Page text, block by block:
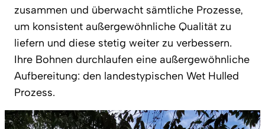
zusammen und überwacht sämtliche Prozesse,
um konsistent außergewöhnliche Qualität zu
liefern und diese stetig weiter zu verbessern.
Ihre Bohnen durchlaufen eine außergewöhnliche
Aufbereitung: den landestypischen Wet Hulled
Prozess.